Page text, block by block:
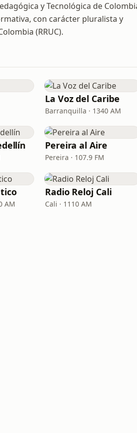
y Tecnológica de
con carácter pluralista y
(RRUC).
La Voz del Caribe
Barranquilla · 1340 AM
Pereira al Aire
Pereira · 107.9 FM
AM
Radio Reloj Cali
Cali · 1110 AM